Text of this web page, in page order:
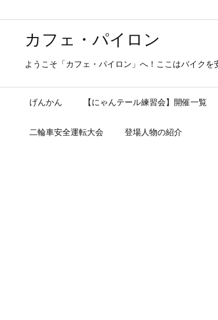
カフェ・パイロン
ようこそ「カフェ・パイロン」へ！ここはバイク
げんかん 【にゃんテール練習会】開催一覧
二輪車安全運転大会 登場人物の紹介